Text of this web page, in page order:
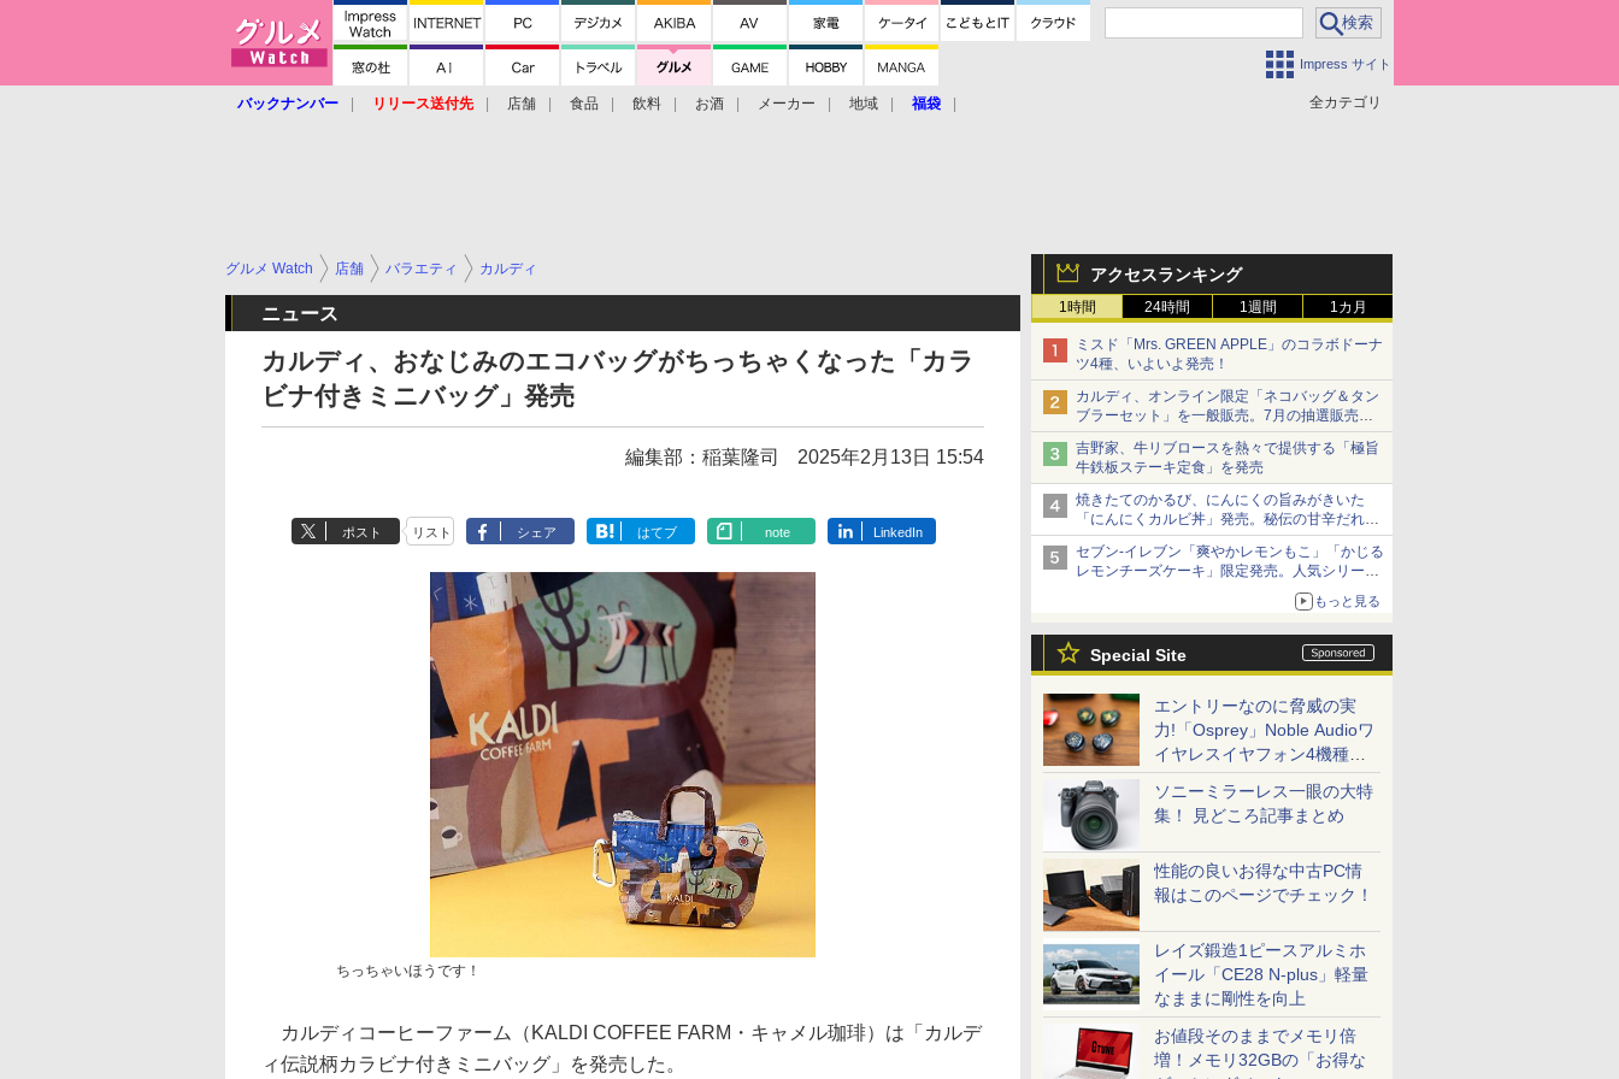
Impress サイト
全カテゴリ
バックナンバー リリース送付先 店舗 食品 飲料 お酒 メーカー 地域 福袋
アクセスランキング
1時間 24時間 1週間 1カ月
ミスド「Mrs. GREEN APPLE」のコラボドーナ
ツ4種、いよいよ発売！
カルディ、オンライン限定「ネコバッグ＆タン
ブラーセット」を一般販売。7月の抽選販売の
当選無効分
吉野家、牛リブロースを熱々で提供する「極旨
牛鉄板ステーキ定食」を発売
焼きたてのかるび、にんにくの旨みがきいた
「にんにくカルビ丼」発売。秘伝の甘辛だれを
絡めた「豚カルビ丼」も復活
セブン-イレブン「爽やかレモンもこ」「かじる
レモンチーズケーキ」限定発売。人気シリーズ
もっと見る
Special Site
エントリーなのに脅威の実
力!「Osprey」Noble Audioワ
イヤレスイヤフォン4機種を
一気に聴く
ソニーミラーレス一眼の大特
集！ 見どころ記事まとめ
性能の良いお得な中古PC情
報はこのページでチェック！
レイズ鍛造1ピースアルミホ
イール「CE28 N-plus」軽量
なままに剛性を向上
お値段そのままでメモリ倍
増！メモリ32GBの「お得な
グルメ Watch 店舗 バラエティ カルディ
ニュース
カルディ、おなじみのエコバッグがちっちゃくなった「カラ
ビナ付きミニバッグ」発売
編集部：稲葉隆司 2025年2月13日 15:54
ポスト リスト シェア はてブ note LinkedIn
ちっちゃいほうです！
カルディコーヒーファーム（KALDI COFFEE FARM・キャメル珈琲）は「カルデ
ィ伝説柄カラビナ付きミニバッグ」を発売した。